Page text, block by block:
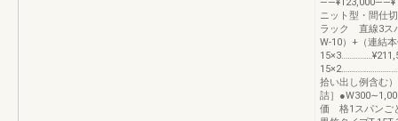
ニット型・間仕
ラック 直線3ス
W-10）+（連結
拾い出し例含む
詰］
価 格1スパンご